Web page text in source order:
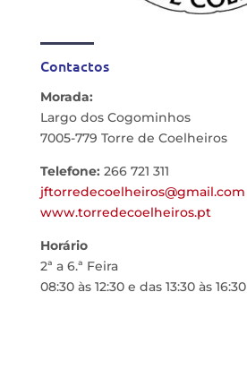
Contactos
Morada:
Largo dos Cogominhos
7005-779 Torre de Coelheiros
Telefone: 266 721 311
jftorredecoelheiros@gmail.com
www.torredecoelheiros.pt
Horário
2ª a 6.ª Feira
08:30 às 12:30 e das 13:30 às 16:30